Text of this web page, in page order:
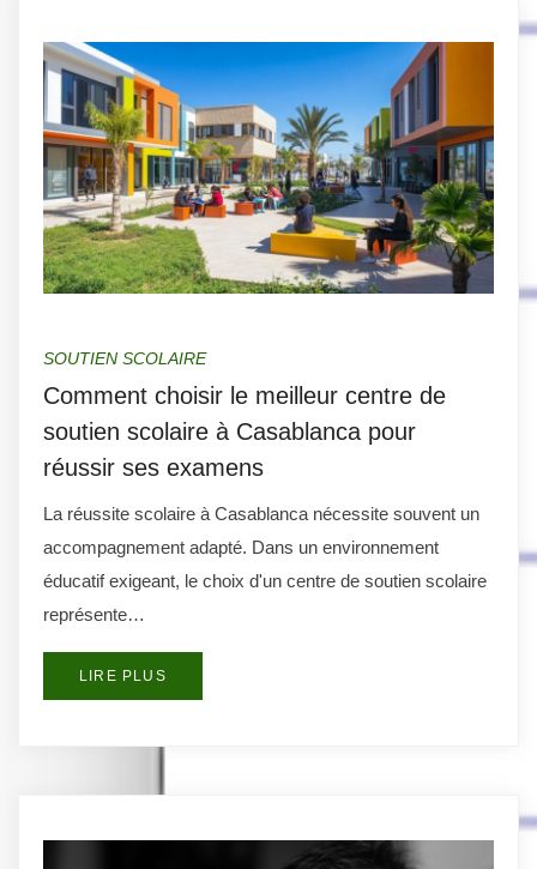
SOUTIEN SCOLAIRE
Comment choisir le meilleur centre de
soutien scolaire à Casablanca pour
réussir ses examens
La réussite scolaire à Casablanca nécessite souvent un
accompagnement adapté. Dans un environnement
éducatif exigeant, le choix d'un centre de soutien scolaire
représente…
LIRE PLUS